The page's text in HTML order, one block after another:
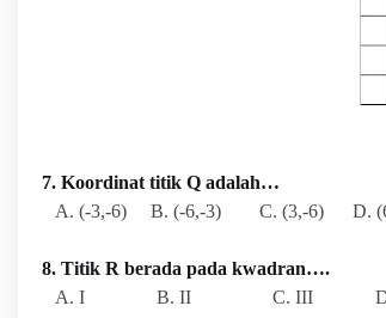
7. Koordinat titik Q adalah…
A. (-3,-6) B. (-6,-3) C. (3,-6) D.
8. Titik R berada pada kwadran….
A. I B. II C. III D.